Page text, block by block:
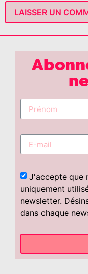
J'accepte que
uniquement
newsletter.
dans chaque